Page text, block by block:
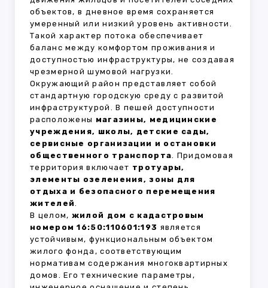
объектов, в дневное время сохраняется
умеренный или низкий уровень активности.
Такой характер потока обеспечивает
баланс между комфортом проживания и
доступностью инфраструктуры, не создавая
чрезмерной шумовой нагрузки.
Окружающий район представляет собой
стандартную городскую среду с развитой
инфраструктурой. В пешей доступности
расположены магазины, медицинские
учреждения, школы, детские сады,
сервисные организации и остановки
общественного транспорта. Придомовая
территория включает тротуары,
элементы озеленения, зоны для
отдыха и безопасного перемещения
жителей.
В целом, жилой дом с кадастровым
номером 16:50:110601:193 является
устойчивым, функциональным объектом
жилого фонда, соответствующим
нормативам содержания многоквартирных
домов. Его технические параметры,